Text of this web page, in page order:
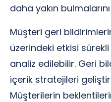
daha yakın
Müşteri geri
üzerindeki etkisi
analiz edilebilir. Geri
içerik stratejileri
Müşterilerin